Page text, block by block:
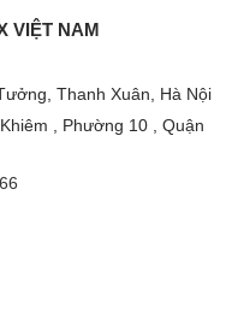
VIỆT NAM
Thanh Xuân, Hà Nội
, Phường 10 , Quận